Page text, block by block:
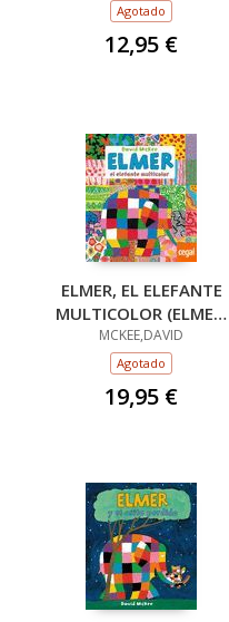
Agotado
12,95 €
ELMER, EL ELEFANTE
MULTICOLOR (ELMER.
RECOPILATORIO DE
ÁLBUMES
MCKEE,DAVID
Agotado
19,95 €